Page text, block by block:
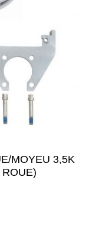
MOYEU 3,5K